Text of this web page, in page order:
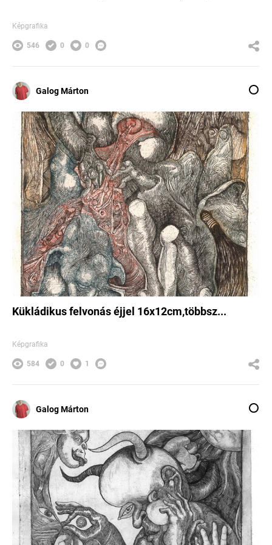
Képgrafika
546 0 0
Galog Márton
Kükládikus felvonás éjjel 16x12cm,többsz...
Képgrafika
584 0 1
Galog Márton